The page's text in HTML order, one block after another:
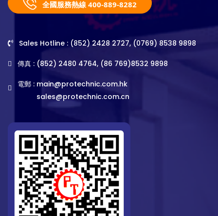
全國服務熱線 400-889-8282
Sales Hotline : (852) 2428 2727, (0769) 8538 9898
傳真 : (852) 2480 4764, (86 769)8532 9898
電郵 : main@protechnic.com.hk
sales@protechnic.com.cn